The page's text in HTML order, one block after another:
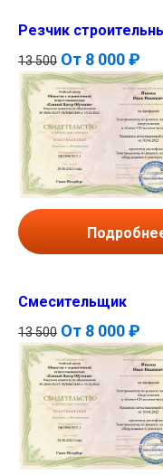
Резчик
13 500 От 8 000 ₽
Смесительщик
13 500 От 8 000 ₽